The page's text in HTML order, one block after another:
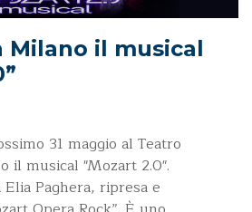
Milano il musical
31 maggio al Teatro
il musical "Mozart 2.0".
Paghera, ripresa e